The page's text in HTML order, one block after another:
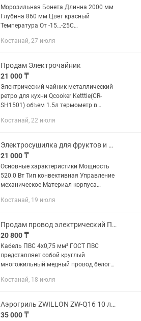
Морозильная Бонета Длинна 2000 мм
Глубина 860 мм Цвет красный
Температура От -15…-25С
Карбышева 16 Здание Машинный
Костанай, 27 июля
Продам Электрочайник
21 000 ₸
Электрический чайник металлический
ретро для кухни Qcooker Ketttle(CR-
SH1501) объем 1.5л термометр в
температура воды 45,55,65,75,85,100
Костанай, 22 июля
Электросушилка для фруктов и овощей
21 000 ₸
Основные характеристики Мощность
520.0 Вт Тип конвективная Управление
механическое Материал корпуса
Количество поддонов 5 Температура
Костанай, 19 июля
Продам провод электрический ПВС 4х0,75 кв.мм
20 800 ₸
Кабель ПВС 4х0,75 мм² ГОСТ ПВС
представляет собой круглый
многожильный медный провод белого
пластиката. Изделие применяется для
Костанай, 18 июля
Аэрогриль ZWILLON ZW-Q16 10 л чёрный
35 000 ₸